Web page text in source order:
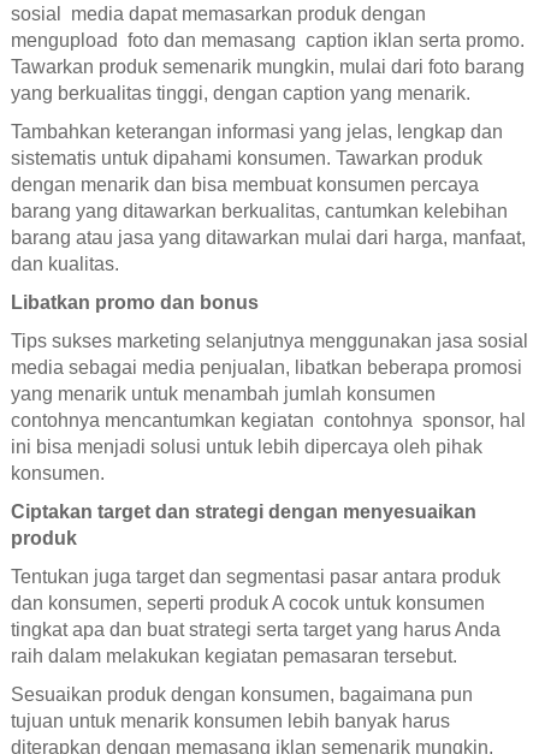
sosial media dapat memasarkan produk dengan
mengupload foto dan memasang caption iklan serta promo.
Tawarkan produk semenarik mungkin, mulai dari foto barang
yang berkualitas tinggi, dengan caption yang menarik.
Tambahkan keterangan informasi yang jelas, lengkap dan
sistematis untuk dipahami konsumen. Tawarkan produk
dengan menarik dan bisa membuat konsumen percaya
barang yang ditawarkan berkualitas, cantumkan kelebihan
barang atau jasa yang ditawarkan mulai dari harga, manfaat,
dan kualitas.
Libatkan promo dan bonus
Tips sukses marketing selanjutnya menggunakan jasa sosial
media sebagai media penjualan, libatkan beberapa promosi
yang menarik untuk menambah jumlah konsumen
contohnya mencantumkan kegiatan contohnya sponsor, hal
ini bisa menjadi solusi untuk lebih dipercaya oleh pihak
konsumen.
Ciptakan target dan strategi dengan menyesuaikan
produk
Tentukan juga target dan segmentasi pasar antara produk
dan konsumen, seperti produk A cocok untuk konsumen
tingkat apa dan buat strategi serta target yang harus Anda
raih dalam melakukan kegiatan pemasaran tersebut.
Sesuaikan produk dengan konsumen, bagaimana pun
tujuan untuk menarik konsumen lebih banyak harus
diterapkan dengan memasang iklan semenarik mungkin,